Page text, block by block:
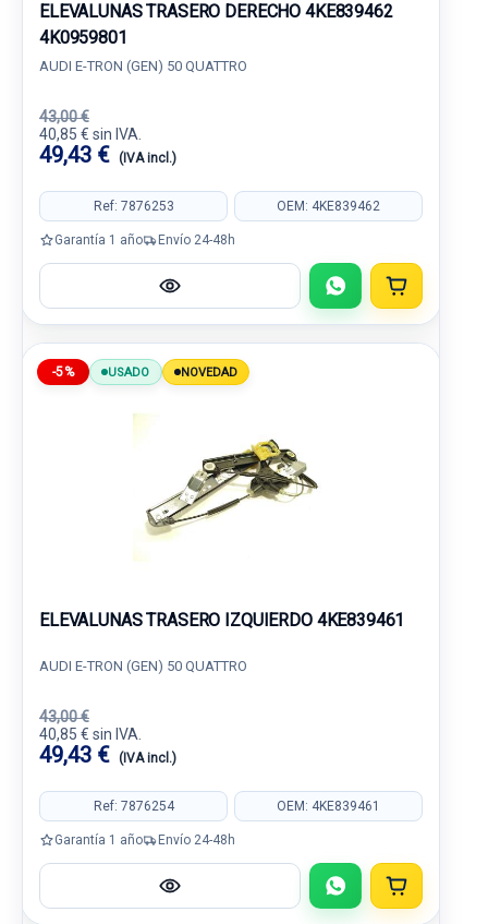
ELEVALUNAS TRASERO DERECHO 4KE839462
4K0959801
AUDI E-TRON (GEN) 50 QUATTRO
43,00 €
40,85 € sin IVA.
49,43 € (IVA incl.)
Ref: 7876253 OEM: 4KE839462
Garantía 1 año Envío 24-48h
-5% USADO NOVEDAD
ELEVALUNAS TRASERO IZQUIERDO 4KE839461
AUDI E-TRON (GEN) 50 QUATTRO
43,00 €
40,85 € sin IVA.
49,43 € (IVA incl.)
Ref: 7876254 OEM: 4KE839461
Garantía 1 año Envío 24-48h